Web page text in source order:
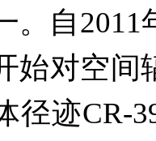
。自
始对空间
径迹CR-